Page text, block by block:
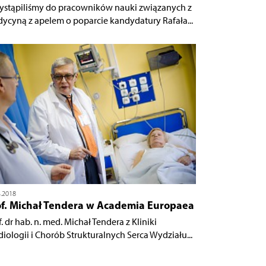
do pracowników nauki związanych z
z apelem o poparcie kandydatury Rafała...
Michał Tendera w Academia Europaea
dr hab. n. med. Michał Tendera z Kliniki
i Chorób Strukturalnych Serca Wydziału...